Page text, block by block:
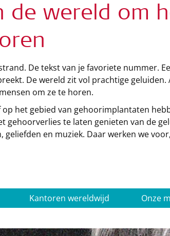
de wereld om
De tekst van je favoriete nummer.
De wereld zit vol prachtige geluiden.
om ze te horen.
het gebied van gehoorimplantaten
gehoorverlies te laten genieten van de
geliefden en muziek. Daar werken we
Kantoren wereldwijd Onze